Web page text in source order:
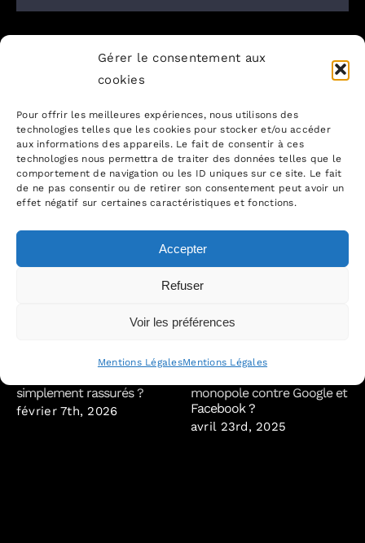
Gérer le consentement aux
cookies
Pour offrir les meilleures expériences, nous utilisons des
technologies telles que les cookies pour stocker et/ou accéder
aux informations des appareils. Le fait de consentir à ces
technologies nous permettra de traiter des données telles que le
comportement de navigation ou les ID uniques sur ce site. Le fait
de ne pas consentir ou de retirer son consentement peut avoir un
effet négatif sur certaines caractéristiques et fonctions.
Accepter
Refuser
Voir les préférences
Mentions LégalesMentions Légales
About the Author:Equipe
Related Posts
Cyber-résilience :
simplement rassurés ?
février 7th, 2026
DSI et DJ : et si vous étiez
monopole contre Google et
Facebook ?
avril 23rd, 2025